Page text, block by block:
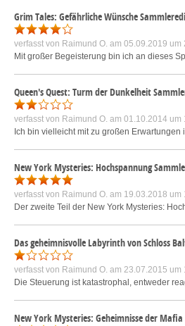
Grim Tales: Gefährliche Wünsche
verfasst von Raimund O. am 05.09.2019 um
Mit großer Begeisterung bin ich an dieses
Queen's Quest: Turm der Dunkelheit
verfasst von Raimund O. am 01.10.2014 um
Ich bin vielleicht mit zu großen
New York Mysteries: Hochspannung
verfasst von Raimund O. am 19.03.2018 um
Der zweite Teil der New York Mysteries:
Das geheimnisvolle Labyrinth von Schloss
verfasst von Raimund O. am 23.07.2015 um
Die Steuerung ist katastrophal, entweder
New York Mysteries: Geheimnisse der